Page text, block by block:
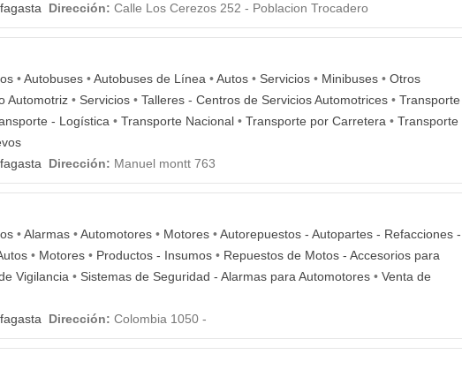
Dirección: Calle Los Cerezos 252 - Poblacion Trocadero
•Autobuses •Autobuses de Línea •Autos • Servicios • Minibuses • Otros
Automotriz • Servicios • Talleres - Centros de Servicios Automotrices • Transporte
- Logística • Transporte Nacional • Transporte por Carretera • Transporte
Dirección: Manuel montt 763
•Alarmas •Automotores • Motores •Autorepuestos - Autopartes - Refacciones -
• Motores • Productos - Insumos • Repuestos de Motos - Accesorios para
Vigilancia • Sistemas de Seguridad - Alarmas para Automotores • Venta de
Dirección: Colombia 1050 -